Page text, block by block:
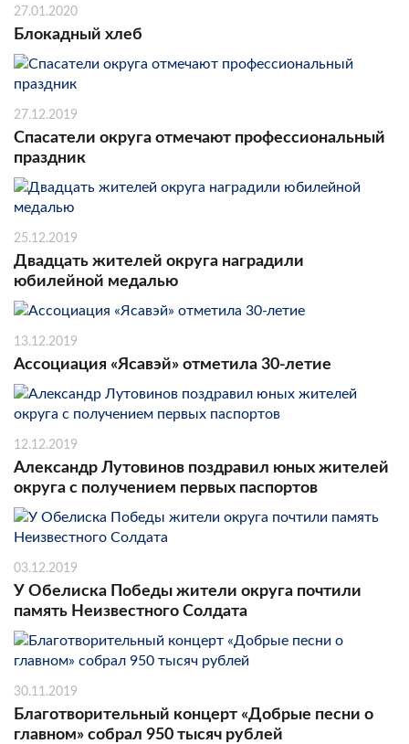
27.01.2020
Блокадный хлеб
27.12.2019
Спасатели округа отмечают профессиональный
праздник
25.12.2019
Двадцать жителей округа наградили
юбилейной медалью
13.12.2019
Ассоциация «Ясавэй» отметила 30-летие
12.12.2019
Александр Лутовинов поздравил юных жителей
округа с получением первых паспортов
03.12.2019
У Обелиска Победы жители округа почтили
память Неизвестного Солдата
30.11.2019
Благотворительный концерт «Добрые песни о
главном» собрал 950 тысяч рублей